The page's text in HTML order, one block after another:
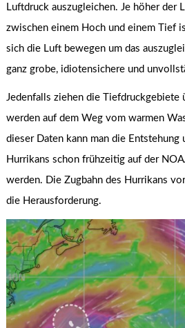
Luftdruck auszugleichen. Je höher der
zwischen einem Hoch und einem Tief
sich die Luft bewegen um das
ganz grobe, idiotensichere und
Jedenfalls ziehen die Tiefdruckgebiete
werden auf dem Weg vom warmen
dieser Daten kann man die Entstehung
Hurrikans schon frühzeitig auf der
werden. Die Zugbahn des Hurrikans
die Herausforderung.